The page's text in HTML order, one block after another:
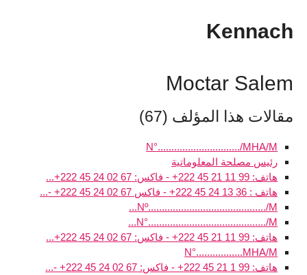
Kennach
Moctar Salem
مقالات هذا المؤلف (67)
N°............................../MHA/M
رئيس مصلحة المعلوماتية
هاتف: 99 11 21 45 222+ - فاكس: 67 02 24 45 222+...
هاتف : 36 13 24 45 222+ - فاكس 67 02 24 45 222+ -...
Nº.........................................../M...
N°.........................................../M...
هاتف: 99 11 21 45 222+ - فاكس: 67 02 24 45 222+...
N°.................MHA/M
هاتف: 99 1 21 45 222+ - فاكس: 67 02 24 45 222+ -...